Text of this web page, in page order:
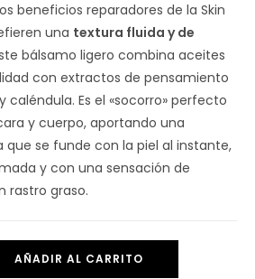
beneficios reparadores de la Skin
una textura fluida y de
bálsamo ligero combina aceites
con extractos de pensamiento
caléndula. Es el «socorro» perfecto
y cuerpo, aportando una
se funde con la piel al instante,
y con una sensación de
rastro graso.
AÑADIR AL CARRITO